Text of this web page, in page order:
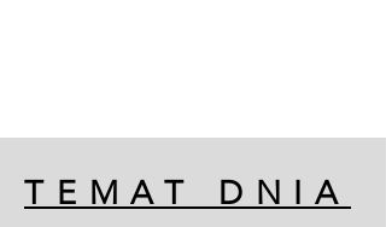
TEMAT DNIA